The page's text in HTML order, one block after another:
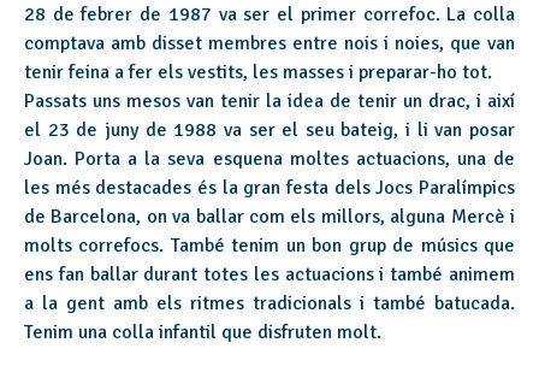
28 de febrer de 1987 va ser el primer correfoc. La colla
comptava amb disset membres entre nois i noies, que van
tenir feina a fer els vestits, les masses i preparar-ho tot.
Passats uns mesos van tenir la idea de tenir un drac, i així
el 23 de juny de 1988 va ser el seu bateig, i li van posar
Joan. Porta a la seva esquena moltes actuacions, una de
les més destacades és la gran festa dels Jocs Paralímpics
de Barcelona, on va ballar com els millors, alguna Mercè i
molts correfocs. També tenim un bon grup de músics que
ens fan ballar durant totes les actuacions i també animem
a la gent amb els ritmes tradicionals i també batucada.
Tenim una colla infantil que disfruten molt.